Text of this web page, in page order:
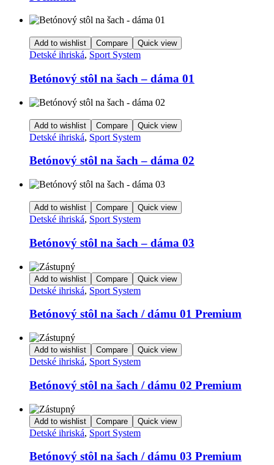
Add to wishlist Compare Quick view
Detské ihriská, Sport System
Betónový stôl na šach – dáma 01
Add to wishlist Compare Quick view
Detské ihriská, Sport System
Betónový stôl na šach – dáma 02
Add to wishlist Compare Quick view
Detské ihriská, Sport System
Betónový stôl na šach – dáma 03
Add to wishlist Compare Quick view
Detské ihriská, Sport System
Betónový stôl na šach / dámu 01 Premium
Add to wishlist Compare Quick view
Detské ihriská, Sport System
Betónový stôl na šach / dámu 02 Premium
Add to wishlist Compare Quick view
Detské ihriská, Sport System
Betónový stôl na šach / dámu 03 Premium